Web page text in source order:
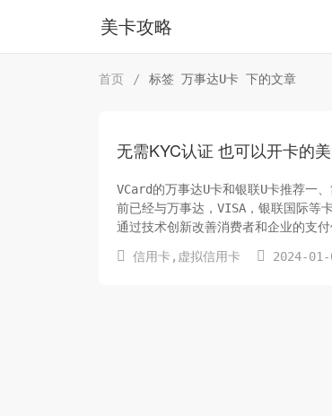
美卡攻略
首页 / 标签 万事达U卡 下的文章
无需KYC认证 也可以开卡的
VCard的万事达U卡和银联U卡推荐
前已经与万事达，VISA，银联国际等
通过技术创新改善消费者和企业的支
 信用卡 , 虚拟信用卡  2024-01-